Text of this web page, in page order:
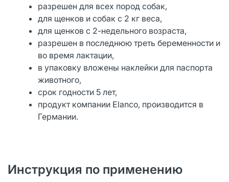
разрешен для всех пород собак,
для щенков и собак с 2 кг веса,
для щенков с 2-недельного возраста,
разрешен в последнюю треть беременности и
во время лактации,
в упаковку вложены наклейки для паспорта
животного,
срок годности 5 лет,
продукт компании Elanco, производится в
Германии.
Инструкция по применению